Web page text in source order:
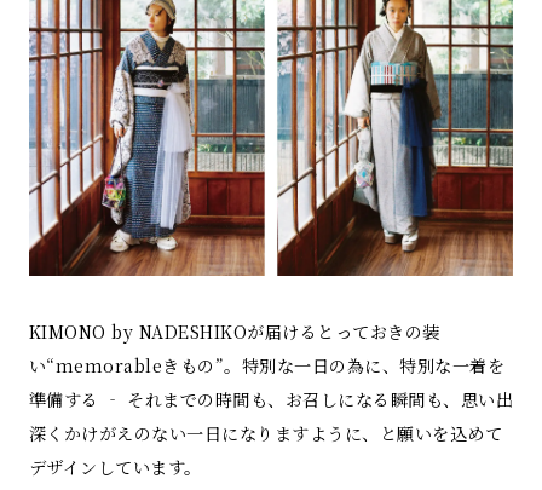
KIMONO by NADESHIKOが届けるとっておきの装
い“memorableきもの”。特別な一日の為に、特別な一着を
準備する ‐ それまでの時間も、お召しになる瞬間も、思い出
深くかけがえのない一日になりますように、と願いを込めて
デザインしています。